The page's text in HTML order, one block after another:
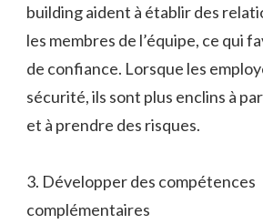
building aident à établir des
les membres de l’équipe, ce qui
de confiance. Lorsque les
sécurité, ils sont plus enclins à
et à prendre des risques.
3. Développer des compétences
complémentaires